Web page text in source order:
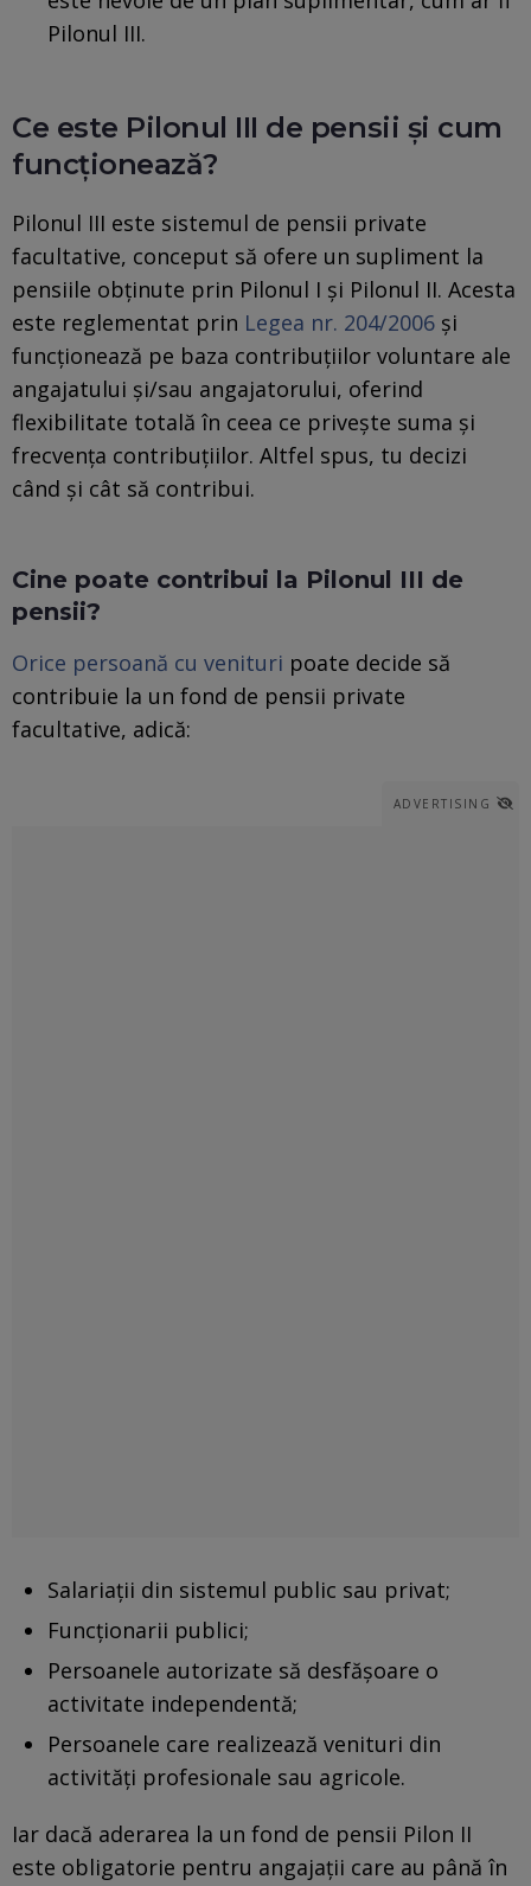
Pilonul III.
Ce este Pilonul III de pensii și cum
funcționează?
Pilonul III este sistemul de pensii private
facultative, conceput să ofere un supliment la
pensiile obținute prin Pilonul I și Pilonul II. Acesta
este reglementat prin Legea nr. 204/2006 și
funcționează pe baza contribuțiilor voluntare ale
angajatului și/sau angajatorului, oferind
flexibilitate totală în ceea ce privește suma și
frecvența contribuțiilor. Altfel spus, tu decizi
când și cât să contribui.
Cine poate contribui la Pilonul III de
pensii?
Orice persoană cu venituri poate decide să
contribuie la un fond de pensii private
facultative, adică:
ADVERTISING
Salariaţii din sistemul public sau privat;
Funcţionarii publici;
Persoanele autorizate să desfăşoare o
activitate independentă;
Persoanele care realizează venituri din
activităţi profesionale sau agricole.
Iar dacă aderarea la un fond de pensii Pilon II
este obligatorie pentru angajații care au până în